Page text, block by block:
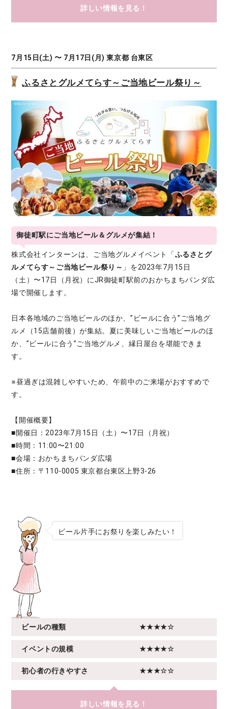
詳しい情報を見る！
7月15日(土) 〜 7月17日(月) 東京都 台東区
ふるさとグルメてらす～ご当地ビール祭り～
御徒町駅にご当地ビール＆グルメが集結！
株式会社インターンは、ご当地グルメイベント「ふるさとグ
ルメてらす～ご当地ビール祭り～ 」を2023年7月15日
（土）〜17日（月祝）にJR御徒町駅前のおかちまちパンダ広
場で開催します。
日本各地域のご当地ビールのほか、”ビールに合う”ご当地グ
ルメ（15店舗前後）が集結。夏に美味しいご当地ビールのほ
か、”ビールに合う”ご当地グルメ、縁日屋台を堪能できま
す。
※昼過ぎは混雑しやすいため、午前中のご来場がおすすめで
す。
【開催概要】
■開催日：2023年7月15日（土）〜17日（月祝）
■時間：11:00〜21:00
■会場：おかちまちパンダ広場
■住所：〒110-0005 東京都台東区上野3-26
ビール片手にお祭りを楽しみたい！
ビールの種類 ★★★★☆
イベントの規模 ★★★★☆
初心者の行きやすさ ★★★☆☆
詳しい情報を見る！